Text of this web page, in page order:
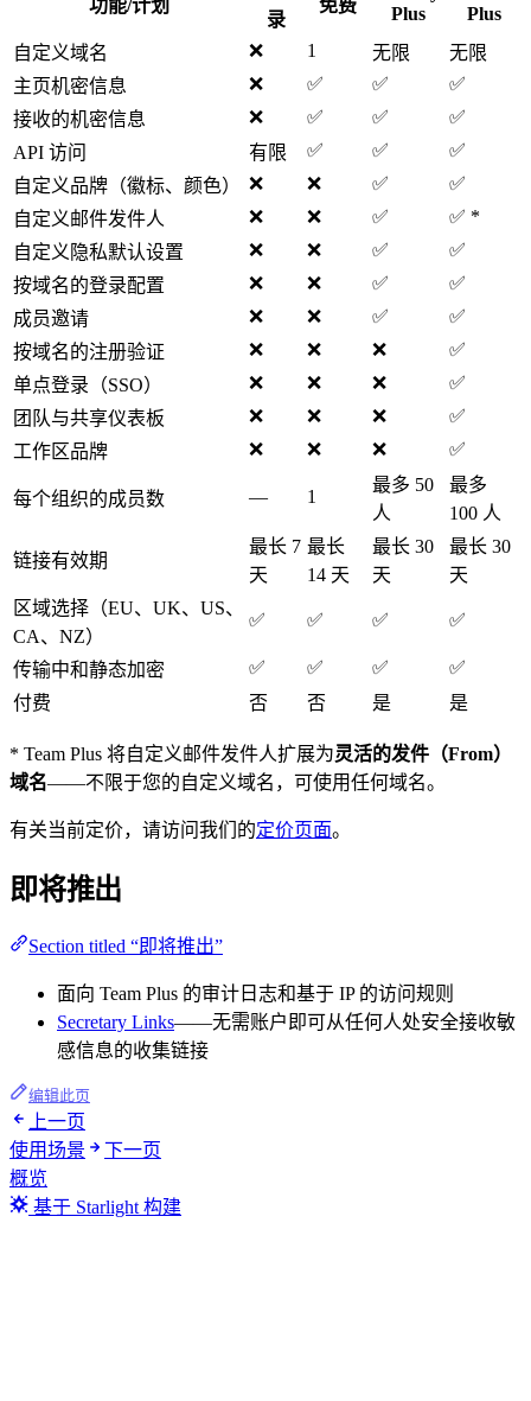
功能/计划
录
免费
Plus
Plus
自定义域名
❌ 1 无限
无限
主页机密信息
❌ ✅ ✅
✅
接收的机密信息
❌ ✅ ✅
✅
API 访问
有限 ✅ ✅
✅
自定义品牌（徽标、颜色）
❌ ❌ ✅
✅
自定义邮件发件人
❌ ❌ ✅
✅ *
自定义隐私默认设置
❌ ❌ ✅
✅
按域名的登录配置
❌ ❌ ✅
✅
成员邀请
❌ ❌ ✅
✅
按域名的注册验证
❌ ❌ ❌
✅
单点登录（SSO）
❌ ❌ ❌
✅
团队与共享仪表板
❌ ❌ ❌
✅
工作区品牌
❌ ❌ ❌ ✅
每个组织的成员数 — 1
最多 50
人
最多
100 人
链接有效期
最长 7
天
最长
14 天
最长 30
天
最长 30
天
区域选择（EU、UK、US、
CA、NZ）
✅ ✅ ✅ ✅
传输中和静态加密 ✅ ✅ ✅
✅
付费
否 否 是 是
* Team Plus 将自定义邮件发件人扩展为灵活的发件（From）
域名——不限于您的自定义域名，可使用任何域名。
有关当前定价，请访问我们的定价页面。
即将推出
Section titled “即将推出”
面向 Team Plus 的审计日志和基于 IP 的访问规则
Secretary Links——无需账户即可从任何人处安全接收敏
感信息的收集链接
编辑此页
上一页
使用场景
下一页
概览
基于 Starlight 构建